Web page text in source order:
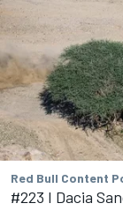
Red Bull Content
#223 I Dacia